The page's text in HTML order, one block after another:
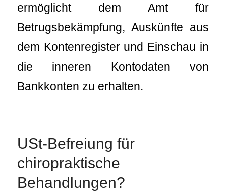
ermöglicht dem Amt für
Betrugsbekämpfung, Auskünfte aus
dem Kontenregister und Einschau in
die inneren Kontodaten von
Bankkonten zu erhalten.
USt-Befreiung für
chiropraktische
Behandlungen?